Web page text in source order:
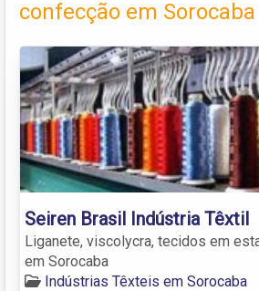
confecção em Sorocaba
Seiren Brasil Indústria Têxtil
Liganete, viscolycra, tecidos em
em Sorocaba
Indústrias Têxteis em Sorocaba